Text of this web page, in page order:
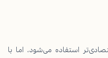
استفاده می‌شود، اما با